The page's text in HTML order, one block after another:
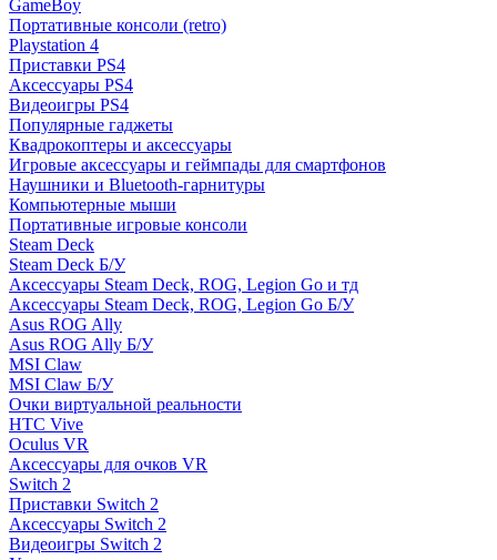
GameBoy
Портативные консоли (retro)
Playstation 4
Приставки PS4
Аксессуары PS4
Видеоигры PS4
Популярные гаджеты
Квадрокоптеры и аксессуары
Игровые аксессуары и геймпады для смартфонов
Наушники и Bluetooth-гарнитуры
Компьютерные мыши
Портативные игровые консоли
Steam Deck
Steam Deck Б/У
Аксессуары Steam Deck, ROG, Legion Go и тд
Аксессуары Steam Deck, ROG, Legion Go Б/У
Asus ROG Ally
Asus ROG Ally Б/У
MSI Claw
MSI Claw Б/У
Очки виртуальной реальности
HTC Vive
Oculus VR
Аксессуары для очков VR
Switch 2
Приставки Switch 2
Аксессуары Switch 2
Видеоигры Switch 2